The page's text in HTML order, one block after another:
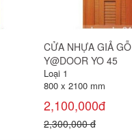
CỬA NHỰA GIẢ GỖ
Y@DOOR YO 25
Loại 1
800 x 2100 mm
2,100,000đ
2,300,000 đ